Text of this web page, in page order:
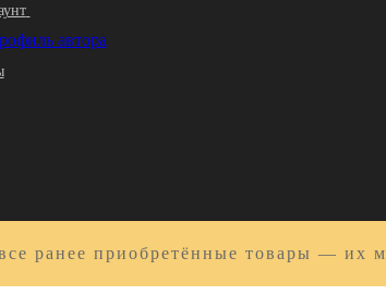
автора
ранее приобретённые товары — их